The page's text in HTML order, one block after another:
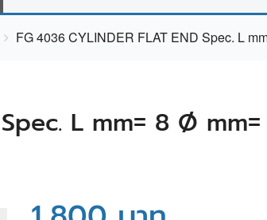
FG 4036 CYLINDER FLAT END Spec. L
L mm= 8 Ø